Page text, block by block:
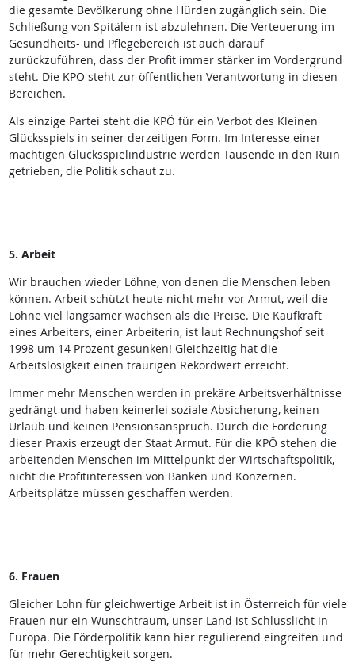
die gesamte Bevölkerung ohne Hürden zugänglich sein. Die
Schließung von Spitälern ist abzulehnen. Die Verteuerung im
Gesundheits- und Pflegebereich ist auch darauf
zurückzuführen, dass der Profit immer stärker im Vordergrund
steht. Die KPÖ steht zur öffentlichen Verantwortung in diesen
Bereichen.
Als einzige Partei steht die KPÖ für ein Verbot des Kleinen
Glücksspiels in seiner derzeitigen Form. Im Interesse einer
mächtigen Glücksspielindustrie werden Tausende in den Ruin
getrieben, die Politik schaut zu.
5. Arbeit
Wir brauchen wieder Löhne, von denen die Menschen leben
können. Arbeit schützt heute nicht mehr vor Armut, weil die
Löhne viel langsamer wachsen als die Preise. Die Kaufkraft
eines Arbeiters, einer Arbeiterin, ist laut Rechnungshof seit
1998 um 14 Prozent gesunken! Gleichzeitig hat die
Arbeitslosigkeit einen traurigen Rekordwert erreicht.
Immer mehr Menschen werden in prekäre Arbeitsverhältnisse
gedrängt und haben keinerlei soziale Absicherung, keinen
Urlaub und keinen Pensionsanspruch. Durch die Förderung
dieser Praxis erzeugt der Staat Armut. Für die KPÖ stehen die
arbeitenden Menschen im Mittelpunkt der Wirtschaftspolitik,
nicht die Profitinteressen von Banken und Konzernen.
Arbeitsplätze müssen geschaffen werden.
6. Frauen
Gleicher Lohn für gleichwertige Arbeit ist in Österreich für viele
Frauen nur ein Wunschtraum, unser Land ist Schlusslicht in
Europa. Die Förderpolitik kann hier regulierend eingreifen und
für mehr Gerechtigkeit sorgen.